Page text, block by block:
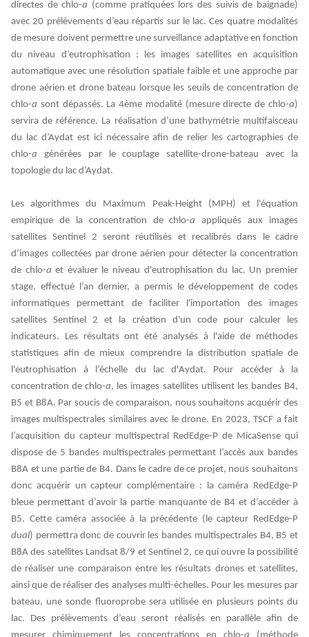
directes de chlo-a (comme pratiquées lors des suivis de baignade)
avec 20 prélèvements d’eau répartis sur le lac. Ces quatre modalités
de mesure doivent permettre une surveillance adaptative en fonction
du niveau d’eutrophisation : les images satellites en acquisition
automatique avec une résolution spatiale faible et une approche par
drone aérien et drone bateau lorsque les seuils de concentration de
chlo-a sont dépassés. La 4ème modalité (mesure directe de chlo-a)
servira de référence. La réalisation d’une bathymétrie multifaisceau
du lac d’Aydat est ici nécessaire afin de relier les cartographies de
chlo-a générées par le couplage satellite-drone-bateau avec la
topologie du lac d’Aydat.
Les algorithmes du Maximum Peak-Height (MPH) et l'équation
empirique de la concentration de chlo-a appliqués aux images
satellites Sentinel 2 seront réutilisés et recalibrés dans le cadre
d’images collectées par drone aérien pour détecter la concentration
de chlo-a et évaluer le niveau d'eutrophisation du lac. Un premier
stage, effectué l’an dernier, a permis le développement de codes
informatiques permettant de faciliter l'importation des images
satellites Sentinel 2 et la création d'un code pour calculer les
indicateurs. Les résultats ont été analysés à l'aide de méthodes
statistiques afin de mieux comprendre la distribution spatiale de
l'eutrophisation à l’échelle du lac d'Aydat. Pour accéder à la
concentration de chlo-a, les images satellites utilisent les bandes B4,
B5 et B8A. Par soucis de comparaison, nous souhaitons acquérir des
images multispectrales similaires avec le drone. En 2023, TSCF a fait
l’acquisition du capteur multispectral RedEdge-P de MicaSense qui
dispose de 5 bandes multispectrales permettant l’accès aux bandes
B8A et une partie de B4. Dans le cadre de ce projet, nous souhaitons
donc acquérir un capteur complémentaire : la caméra RedEdge-P
bleue permettant d’avoir la partie manquante de B4 et d’accéder à
B5. Cette caméra associée à la précédente (le capteur RedEdge-P
dual) permettra donc de couvrir les bandes multispectrales B4, B5 et
B8A des satellites Landsat 8/9 et Sentinel 2, ce qui ouvre la possibilité
de réaliser une comparaison entre les résultats drones et satellites,
ainsi que de réaliser des analyses multi-échelles. Pour les mesures par
bateau, une sonde fluoroprobe sera utilisée en plusieurs points du
lac. Des prélèvements d’eau seront réalisés en parallèle afin de